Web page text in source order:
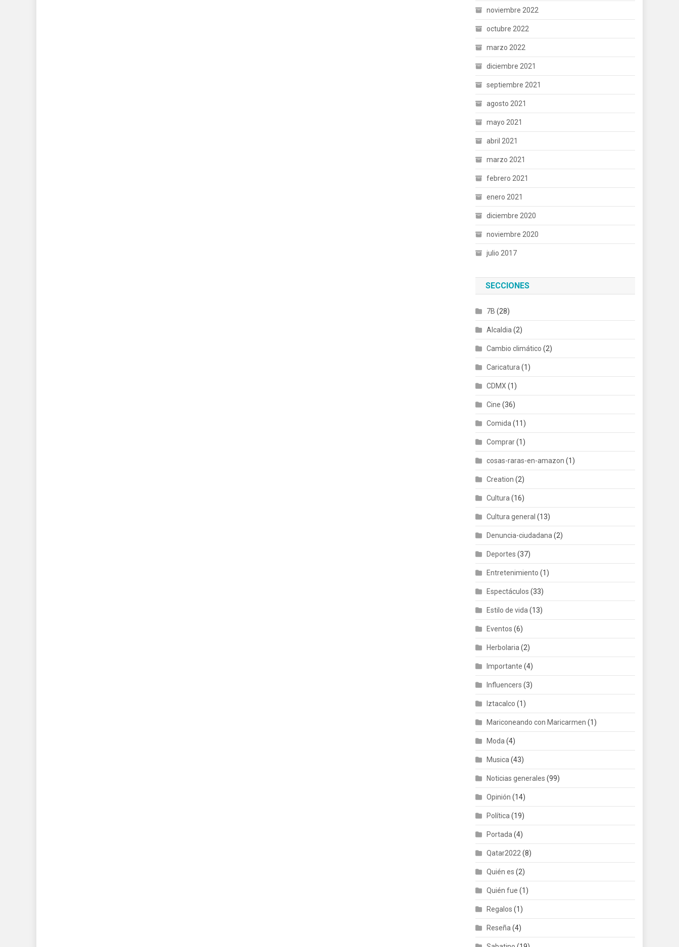
noviembre 2022
octubre 2022
marzo 2022
diciembre 2021
septiembre 2021
agosto 2021
mayo 2021
abril 2021
marzo 2021
febrero 2021
enero 2021
diciembre 2020
noviembre 2020
julio 2017
SECCIONES
7B (28)
Alcaldia (2)
Cambio climático (2)
Caricatura (1)
CDMX (1)
Cine (36)
Comida (11)
Comprar(1)
cosas-raras-en-amazon (1)
Creation (2)
Cultura (16)
Cultura general (13)
Denuncia-ciudadana (2)
Deportes (37)
Entretenimiento (1)
Espectáculos (33)
Estilo de vida (13)
Eventos (6)
Herbolaria (2)
Importante (4)
Influencers (3)
Iztacalco (1)
Mariconeando con Maricarmen (1)
Moda (4)
Musica (43)
Noticias generales (99)
Opinión (14)
Política (19)
Portada (4)
Qatar2022 (8)
Quién es (2)
Quién fue (1)
Regalos (1)
Reseña (4)